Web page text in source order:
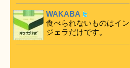
WAKABA
食べられないものはイン
ジェラだけです。